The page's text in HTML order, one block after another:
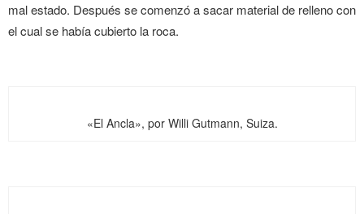
mal estado. Después se comenzó a sacar material de relleno con
el cual se había cubierto la roca.
«El Ancla», por Willi Gutmann, Suiza.